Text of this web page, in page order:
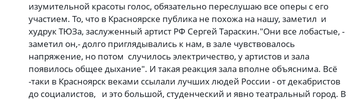
изумительной красоты голос, обязательно переслушаю все оперы с его
участием. То, что в Красноярске публика не похожа на нашу, заметил и
худрук ТЮЗа, заслуженный артист РФ Сергей Тараскин."Они все лобастые, -
заметил он,- долго приглядывались к нам, в зале чувствовалось
напряжение, но потом случилось электричество, у артистов и зала
появилось общее дыхание". И такая реакция зала вполне объяснима. Всё
-таки в Красноярск веками ссылали лучших людей России - от декабристов
до социалистов, и это большой, студенческий и явно театральный город. В